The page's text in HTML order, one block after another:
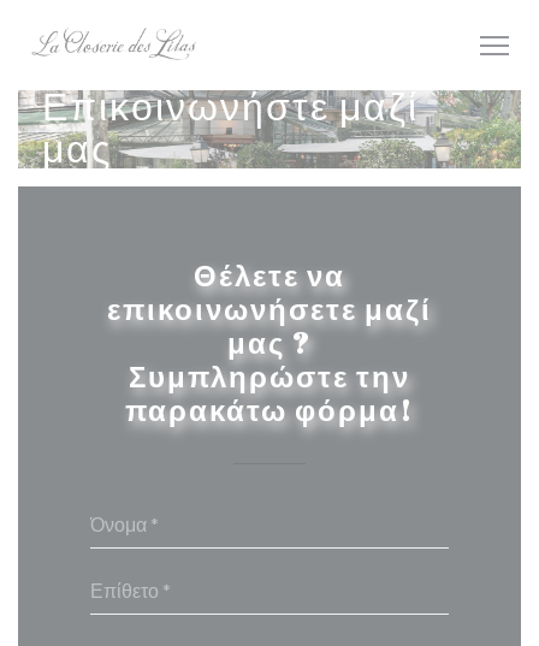
Επικοινωνήστε μαζί
μας
Θέλετε να
επικοινωνήσετε μαζί
μας ?
Συμπληρώστε την
παρακάτω φόρμα!